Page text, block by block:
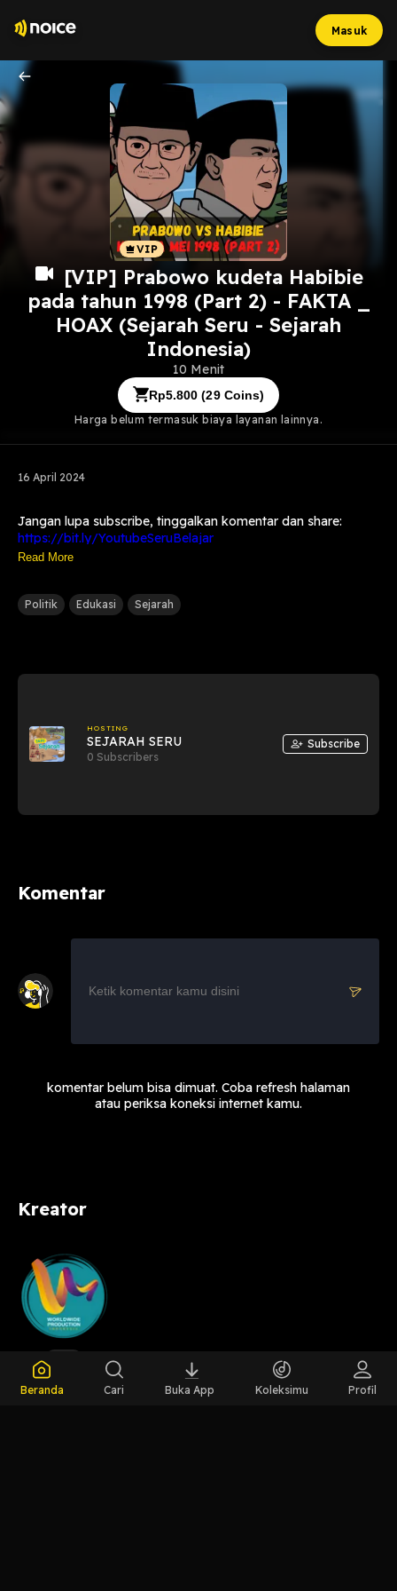
Masuk
[VIP] Prabowo kudeta Habibie
pada tahun 1998 (Part 2) - FAKTA _
HOAX (Sejarah Seru - Sejarah
Indonesia)
10 Menit
Rp5.800 (29Coins)
Harga belum termasuk biaya layanan lainnya.
16 April 2024
Jangan lupa subscribe, tinggalkan komentar dan share:
https://bit.ly/YoutubeSeruBelajar
Bisa juga didengarkan di platform lainnya:
Kenalan lebih dekat sama kami disini ya:
Tim Produksi:
Read More
Politik Edukasi Sejarah
HOSTING
SEJARAH SERU
0 Subscribers
Subscribe
Komentar
komentar belum bisa dimuat. Coba refresh halaman
atau periksa koneksi internet kamu.
Kreator
Worldwide
Beranda Cari Buka App Koleksimu Profil